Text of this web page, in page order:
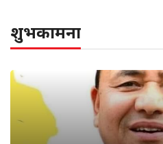
शुभकामना